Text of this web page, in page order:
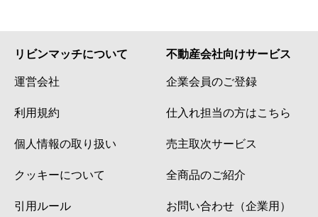
リビンマッチについて
運営会社
利用規約
個人情報の取り扱い
クッキーについて
引用ルール
不動産会社向けサービス
企業会員のご登録
仕入れ担当の方はこちら
売主取次サービス
全商品のご紹介
お問い合わせ（企業用）